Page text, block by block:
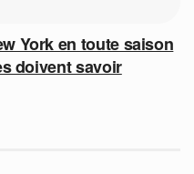
York en toute saison
doivent savoir